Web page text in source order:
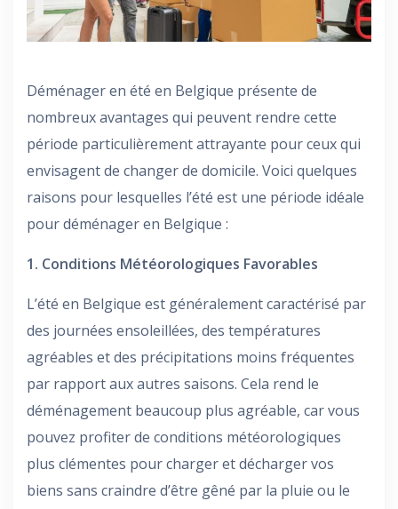
Déménager en été en Belgique présente de
nombreux avantages qui peuvent rendre cette
période particulièrement attrayante pour ceux qui
envisagent de changer de domicile. Voici quelques
raisons pour lesquelles l’été est une période idéale
pour déménager en Belgique :
1. Conditions Météorologiques Favorables
L’été en Belgique est généralement caractérisé par
des journées ensoleillées, des températures
agréables et des précipitations moins fréquentes
par rapport aux autres saisons. Cela rend le
déménagement beaucoup plus agréable, car vous
pouvez profiter de conditions météorologiques
plus clémentes pour charger et décharger vos
biens sans craindre d’être gêné par la pluie ou le